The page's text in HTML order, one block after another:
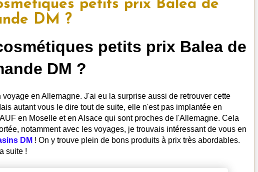
petits prix Balea de
DM ?
petits prix Balea de
DM ?
en Allemagne. J'ai eu la surprise aussi de retrouver cette
autant vous le dire tout de suite, elle n'est pas implantée en
en Moselle et en Alsace qui sont proches de l'Allemagne. Cela
notamment avec les voyages, je trouvais intéressant de vous en
DM ! On y trouve plein de bons produits à prix très abordables.
suite !